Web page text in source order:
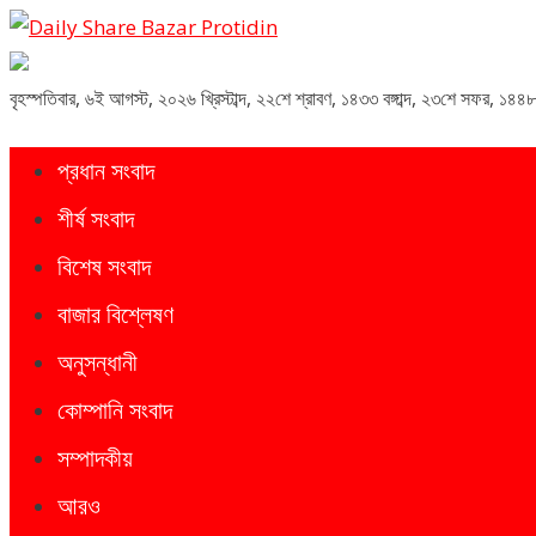
Daily Share Bazar Protidin
Daily ShareBazar Protidin
বৃহস্পতিবার, ৬ই আগস্ট, ২০২৬ খ্রিস্টাব্দ, ২২শে শ্রাবণ, ১৪৩৩ বঙ্গাব্দ, ২৩শে সফর, ১৪৪৮
প্রধান সংবাদ
শীর্ষ সংবাদ
বিশেষ সংবাদ
বাজার বিশ্লেষণ
অনুসন্ধানী
কোম্পানি সংবাদ
সম্পাদকীয়
আরও